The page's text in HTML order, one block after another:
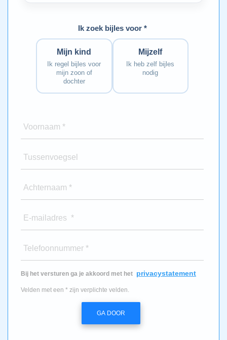
Ik zoek bijles voor *
Mijn kind
Ik regel bijles voor
mijn zoon of
dochter
Mijzelf
Ik heb zelf bijles
nodig
Voornaam *
Tussenvoegsel
Achternaam *
E-mailadres *
Telefoonnummer *
Bij het versturen ga je akkoord met het privacystatement
Velden met een * zijn verplichte velden.
GA DOOR